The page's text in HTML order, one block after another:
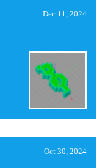
Dec 11, 2024
Oct 30, 2024